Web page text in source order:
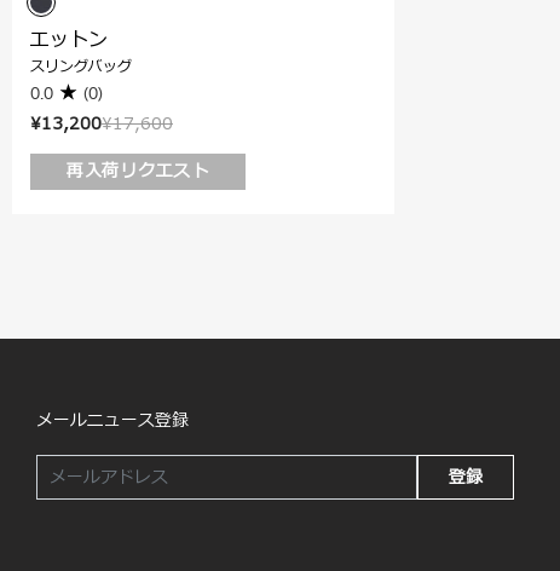
¥17,600
¥13,200
再入荷リクエスト
エットン
スリングバッグ
0.0 (0)
メールニュース登録
登録